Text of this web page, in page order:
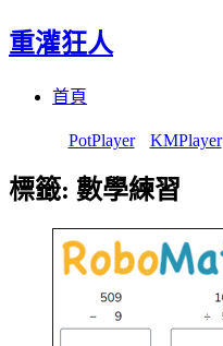
重灌狂人
首頁
PotPlayer KMPlayer
標籤: 數學練習